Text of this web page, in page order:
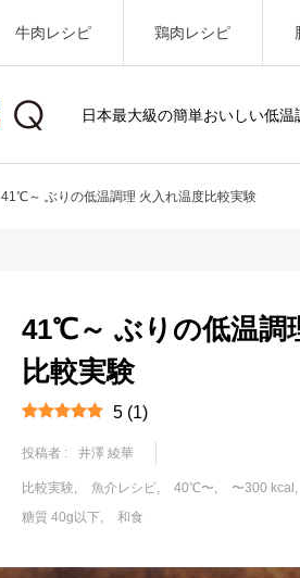
日本最大級の簡単おいしい低温
牛肉レシピ 鶏肉レシピ
41℃～ ぶりの低温調理 火入れ温度比較実験
41℃～ ぶりの低温調
比較実験
5 (1)
投稿者 : 井澤 綾華
比較実験 魚介レシピ 40℃〜 〜300 kcal
糖質 40g以下
和食